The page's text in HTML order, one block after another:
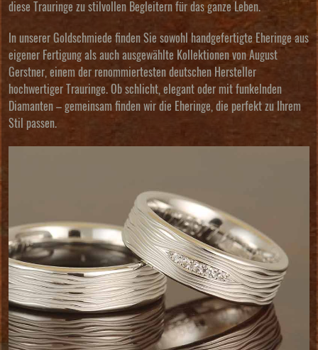
diese Trauringe zu stilvollen Begleitern für das ganze Leben.
In unserer Goldschmiede finden Sie sowohl handgefertigte Eheringe aus
eigener Fertigung als auch ausgewählte Kollektionen von August
Gerstner , einem der renommiertesten deutschen Hersteller
hochwertiger Trauringe. Ob schlicht, elegant oder mit funkelnden
Diamanten – gemeinsam finden wir die Eheringe, die perfekt zu Ihrem
Stil passen.